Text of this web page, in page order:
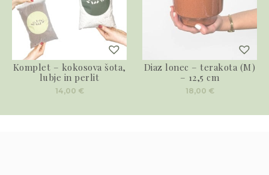
Komplet – kokosova šota,
lubje in perlit
14,00 €
Diaz lonec – terakota (M)
– 12,5 cm
18,00 €